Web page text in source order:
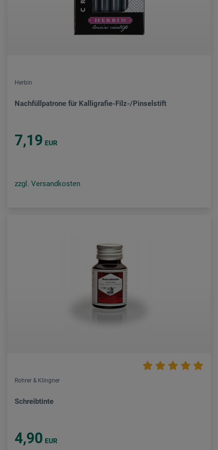
Herbin
Nachfüllpatrone für Kalligrafie-Filz-/Pinselstift
7,19 EUR
zzgl. Versandkosten
Rohrer & Klingner
Schreibtinte
4,90 EUR